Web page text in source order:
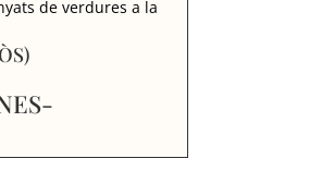
de verdures a la